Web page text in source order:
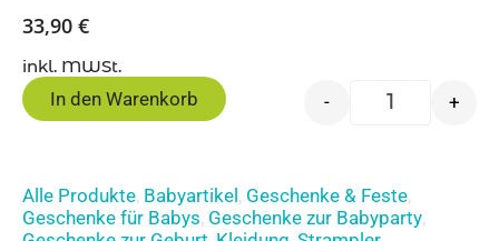
33,90 €
inkl. MWSt.
- +
In den Warenkorb
Alle Produkte, Babyartikel, Geschenke & Feste,
Geschenke für Babys, Geschenke zur Babyparty,